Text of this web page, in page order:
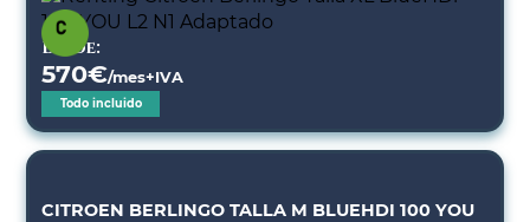
Desde:
570€/mes+IVA
Todo incluido
CITROEN BERLINGO TALLA M BLUEHDI 100 YOU